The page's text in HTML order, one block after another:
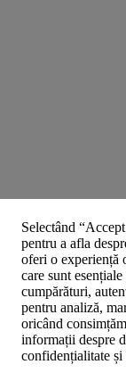
Selectând
pentru a afla
oferi o experiență
care sunt
cumpărături,
pentru analiză,
oricând
informații despre
confidențialitate și